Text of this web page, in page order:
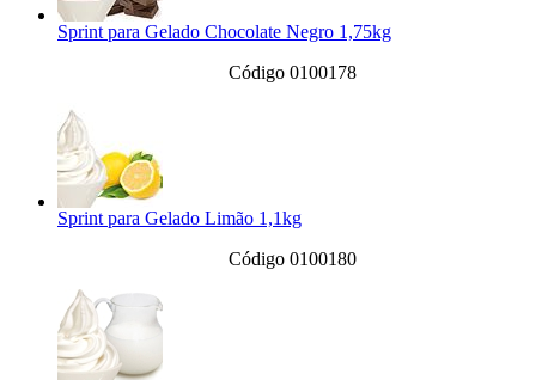
Sprint para Gelado Chocolate Negro 1,75kg
Código 0100178
Sprint para Gelado Limão 1,1kg
Código 0100180